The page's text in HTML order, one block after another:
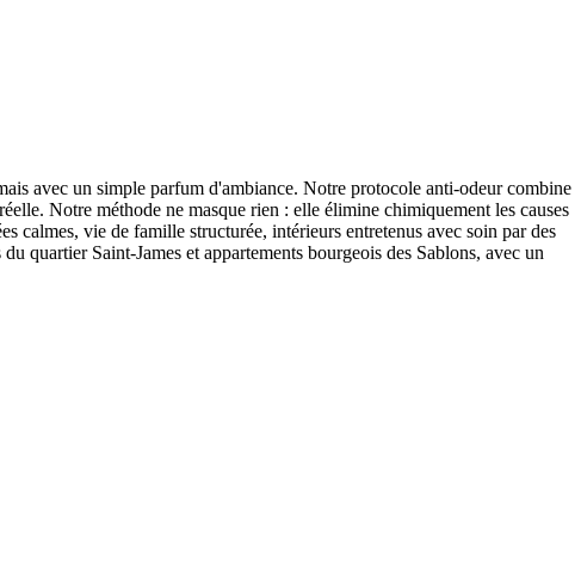
avec un simple parfum d'ambiance. Notre protocole anti-odeur combine
Notre méthode ne masque rien : elle élimine chimiquement les causes
calmes, vie de famille structurée, intérieurs entretenus avec soin par des
quartier Saint-James et appartements bourgeois des Sablons, avec un